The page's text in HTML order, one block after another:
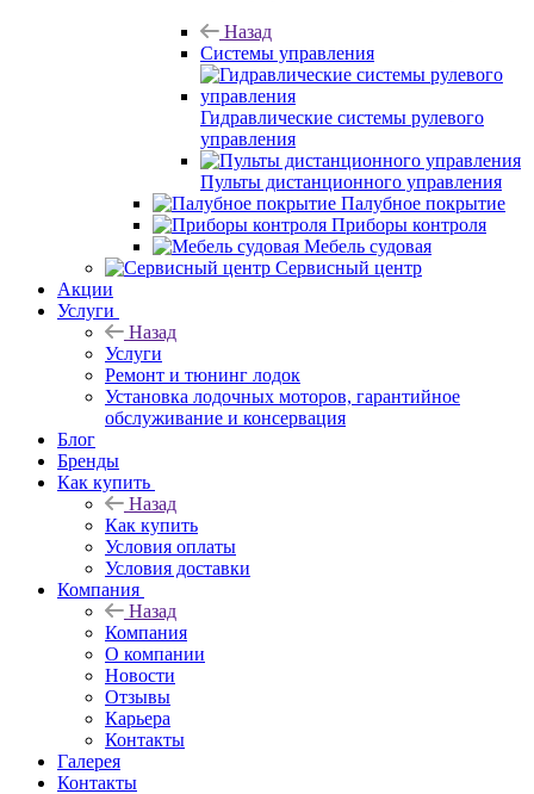
Назад
Системы управления
Гидравлические системы рулевого
управления
Пульты дистанционного управления
Палубное покрытие
Приборы контроля
Мебель судовая
Сервисный центр
Акции
Услуги
Назад
Услуги
Ремонт и тюнинг лодок
Установка лодочных моторов, гарантийное
обслуживание и консервация
Блог
Бренды
Как купить
Назад
Как купить
Условия оплаты
Условия доставки
Компания
Назад
Компания
О компании
Новости
Отзывы
Карьера
Контакты
Галерея
Контакты